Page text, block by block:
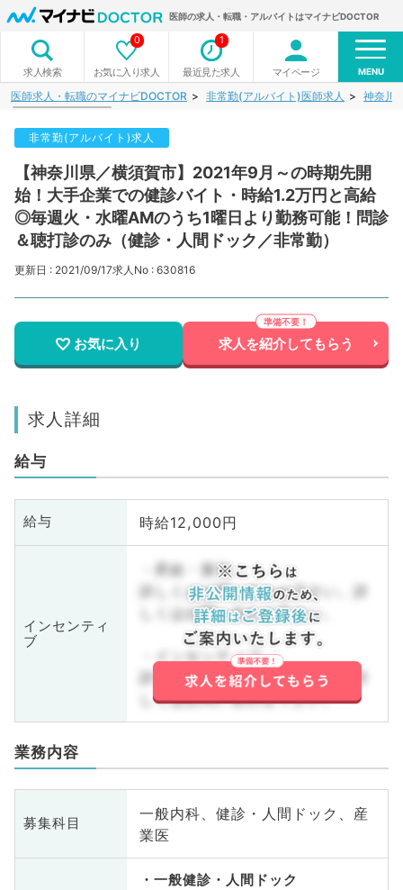
医師の求人・転職・アルバイトはマイナビDOCTOR
求人検索 お気に入り求人
0
最近見た求人
1
マイページ MENU
医師求人・転職のマイナビDOCTOR 非常勤(アルバイト)医師求人 神奈川
非常勤(アルバイト)求人
【神奈川県／横須賀市】2021年9月～の時期先開
始！大手企業での健診バイト・時給1.2万円と高給
◎毎週火・水曜AMのうち1曜日より勤務可能！問診
＆聴打診のみ（健診・人間ドック／非常勤）
更新日 : 2021/09/17求人No : 630816
お気に入り 求人を紹介してもらう
求人詳細
給与
給与 時給12,000円
インセンティ
ブ
・昇給・賞与
詳しくはお問い合わせ下さい。詳
しくはお問い合わせ下さい。
・インセンティブ
詳しくはお問い合わせ下さい。詳
しくはお問い合わせ下さい。
業務内容
募集科目
一般内科、健診・人間ドック、産
業医
一般健診・人間ドック